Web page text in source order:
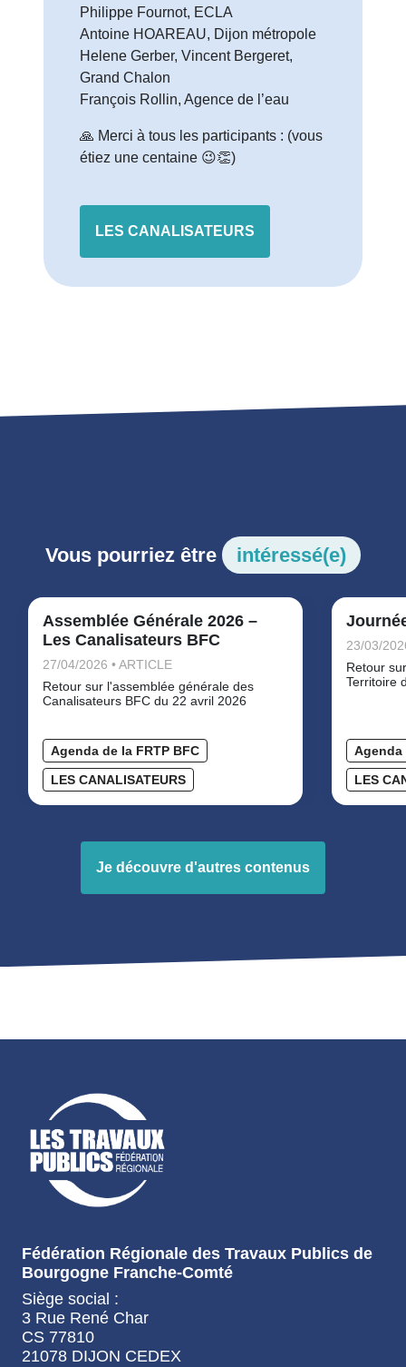
Philippe Fournot, ECLA
Antoine HOAREAU, Dijon métropole
Helene Gerber, Vincent Bergeret,
Grand Chalon
François Rollin, Agence de l’eau
🙏 Merci à tous les participants : (vous
étiez une centaine 😉👏)
LES CANALISATEURS
Vous pourriez être intéressé(e)
Assemblée Générale 2026 –
Les Canalisateurs BFC
27/04/2026 • ARTICLE
Retour sur l'assemblée générale des
Canalisateurs BFC du 22 avril 2026
Agenda de la FRTP BFC
LES CANALISATEURS
23/03/
Retour
Territoire
Agenda
LES
Je découvre d'autres contenus
Fédération Régionale des Travaux Publics de
Bourgogne Franche-Comté
Siège social :
3 Rue René Char
CS 77810
21078 DIJON CEDEX